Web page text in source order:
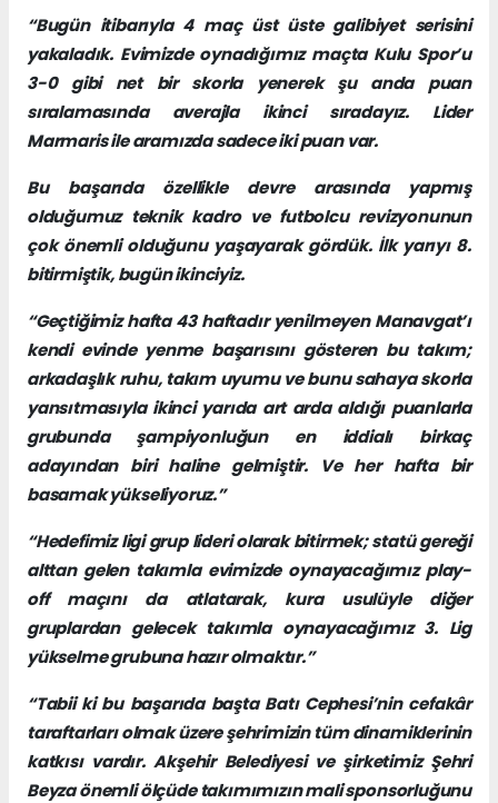
“Bugün itibarıyla 4 maç üst üste galibiyet serisini
yakaladık. Evimizde oynadığımız maçta Kulu Spor’u
3-0 gibi net bir skorla yenerek şu anda puan
sıralamasında averajla ikinci sıradayız. Lider
Marmaris ile aramızda sadece iki puan var.
Bu başarıda özellikle devre arasında yapmış
olduğumuz teknik kadro ve futbolcu revizyonunun
çok önemli olduğunu yaşayarak gördük. İlk yarıyı 8.
bitirmiştik, bugün ikinciyiz.
“Geçtiğimiz hafta 43 haftadır yenilmeyen Manavgat’ı
kendi evinde yenme başarısını gösteren bu takım;
arkadaşlık ruhu, takım uyumu ve bunu sahaya skorla
yansıtmasıyla ikinci yarıda art arda aldığı puanlarla
grubunda şampiyonluğun en iddialı birkaç
adayından biri haline gelmiştir. Ve her hafta bir
basamak yükseliyoruz.”
“Hedefimiz ligi grup lideri olarak bitirmek; statü gereği
alttan gelen takımla evimizde oynayacağımız play-
off maçını da atlatarak, kura usulüyle diğer
gruplardan gelecek takımla oynayacağımız 3. Lig
yükselme grubuna hazır olmaktır.”
“Tabii ki bu başarıda başta Batı Cephesi’nin cefakâr
taraftarları olmak üzere şehrimizin tüm dinamiklerinin
katkısı vardır. Akşehir Belediyesi ve şirketimiz Şehri
Beyza önemli ölçüde takımımızın mali sponsorluğunu